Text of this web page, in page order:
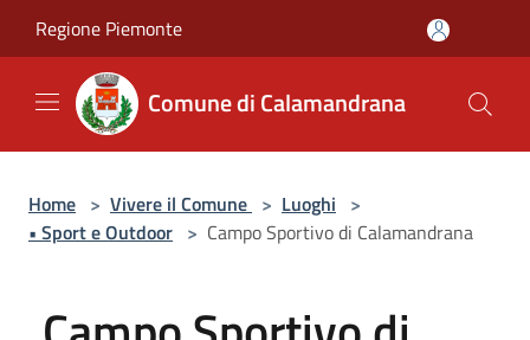
Regione Piemonte
Comune di Calamandrana
Home > Vivere il Comune > Luoghi >
• Sport e Outdoor > Campo Sportivo di Calamandrana